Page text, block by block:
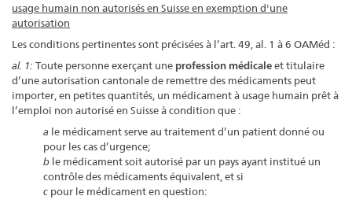
usage humain non autorisés en Suisse en exemption d'une
autorisation
Les conditions pertinentes sont précisées à l’art. 49, al. 1 à 6 OAMéd :
al. 1: Toute personne exerçant une profession médicaleet titulaire
d’une autorisation cantonale de remettre des médicaments peut
importer, en petites quantités, un médicament à usage humain prêt à
l’emploi non autorisé en Suisse à condition que :
a le médicament serve au traitement d’un patient donné ou
pour les cas d’urgence;
b le médicament soit autorisé par un pays ayant institué un
contrôle des médicaments équivalent, et si
c pour le médicament en question: